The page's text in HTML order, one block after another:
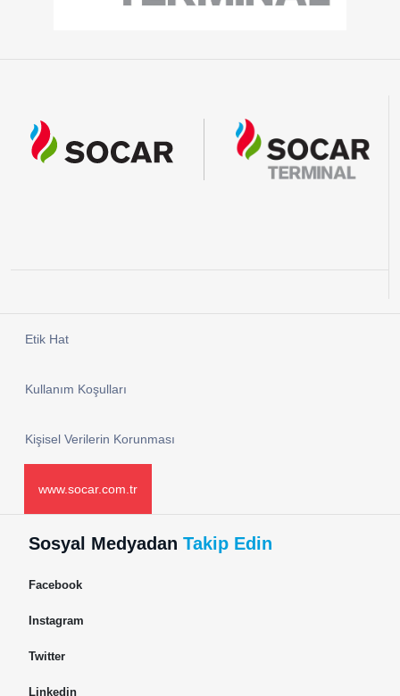
Etik Hat
Kullanım Koşulları
Kişisel Verilerin Korunması
www.socar.com.tr
Sosyal Medyadan Takip Edin
Facebook
Instagram
Twitter
Linkedin